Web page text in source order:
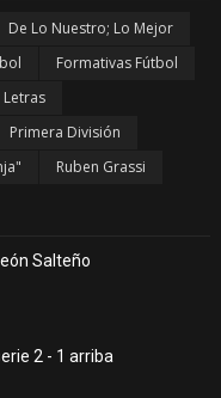
De Lo Nuestro; Lo Mejor
Formativas Fútbol
Letras
Primera División
Ruben Grassi
Salteño
2 - 1 arriba